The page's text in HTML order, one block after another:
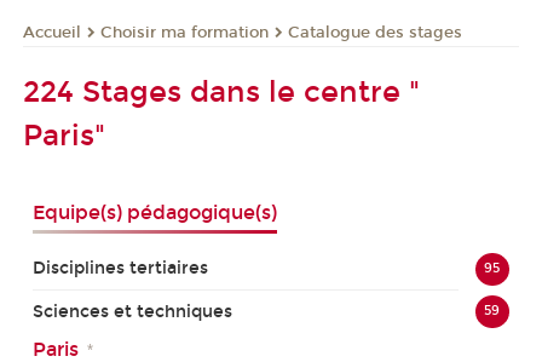
Accueil Choisir ma formation Catalogue des stages
224 Stages dans le centre "
Paris"
Equipe(s) pédagogique(s)
Disciplines tertiaires 95
Sciences et techniques 59
Paris *